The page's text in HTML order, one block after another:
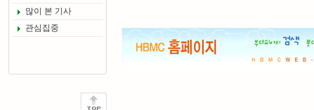
많이 본 기사
관심집중